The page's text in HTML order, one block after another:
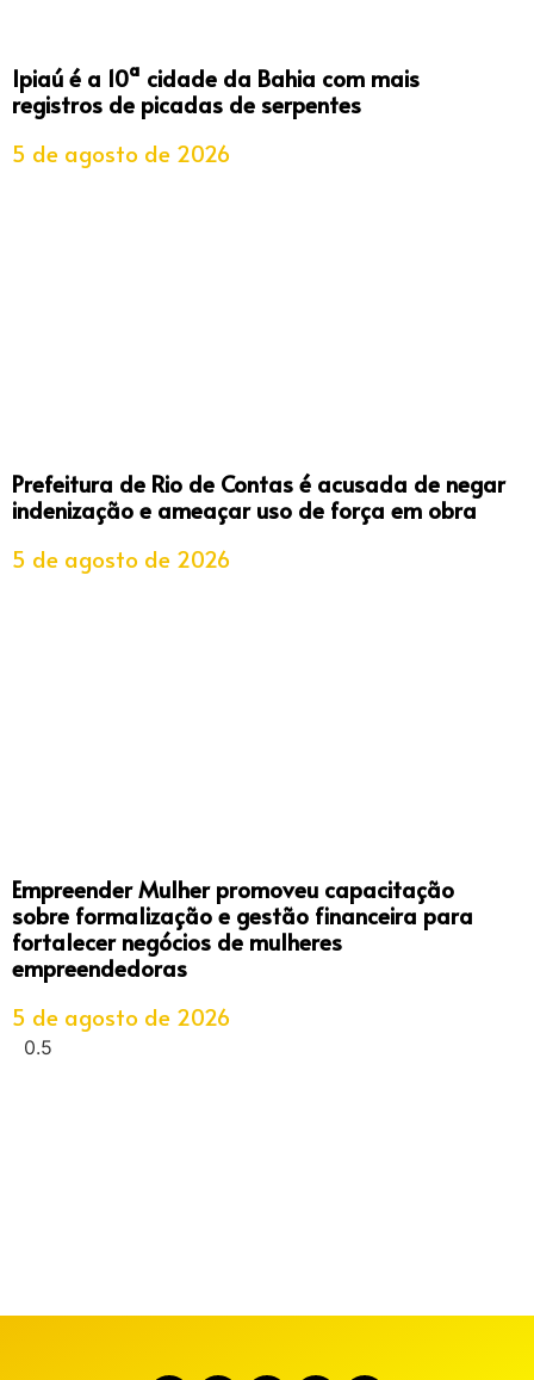
Ipiaú é a 10ª cidade da Bahia com mais
registros de picadas de serpentes
5 de agosto de 2026
Prefeitura de Rio de Contas é acusada de negar
indenização e ameaçar uso de força em obra
5 de agosto de 2026
Empreender Mulher promoveu capacitação
sobre formalização e gestão financeira para
fortalecer negócios de mulheres
empreendedoras
5 de agosto de 2026